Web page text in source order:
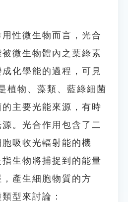
性微生物而言，光合
微生物體內之葉綠素
化學能的過程，可見
物、藻類、藍綠細菌
主要光能來源，有時
。光合作用包含了二
吸收光輻射能的機
生物將捕捉到的能量
產生細胞物質的方
型來討論：